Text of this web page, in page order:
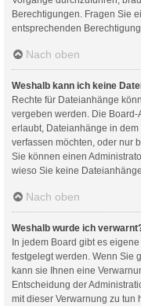
Berechtigungen. Fragen Sie
entsprechenden
Nach oben
Weshalb kann ich keine
Rechte für Dateianhänge
vergeben werden. Die
erlaubt, Dateianhänge in
verfassen möchten, oder nur
Sie können einen
wieso Sie keine
Nach oben
Weshalb wurde ich
In jedem Board gibt es
festgelegt werden. Wenn Sie
kann sie Ihnen eine
Entscheidung der
mit dieser Verwarnung zu tun